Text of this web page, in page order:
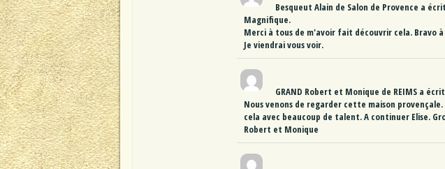
Besqueut Alain de Salon de Provence a
Magnifique.
Merci à tous de m'avoir fait découvrir cela. Bravo
Je viendrai vous voir.
GRAND Robert et Monique de REIMS a
Nous venons de regarder cette maison
cela avec beaucoup de talent. A continuer Elise.
Robert et Monique